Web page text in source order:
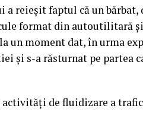
reieșit faptul că un bărbat,
format din autoutilitară
un moment dat, în urma
și s-a răsturnat pe partea
de fluidizare a